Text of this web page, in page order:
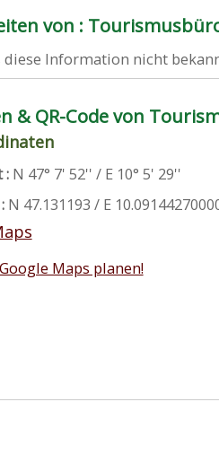
von :
diese Information nicht
& QR-Code von
: N 47° 7' 52'' / E 10° 5' 29''
N 47.131193 / E
Maps planen!